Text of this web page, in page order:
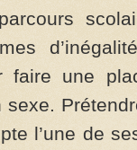
faire une
sexe.
l’une de